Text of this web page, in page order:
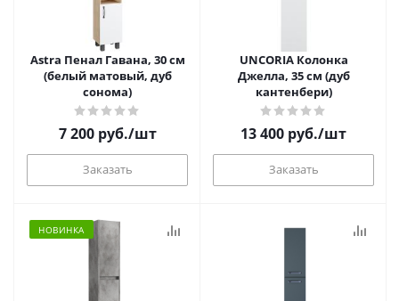
Astra Пенал Гавана, 30 см
(белый матовый, дуб
сонома)
7 200руб./шт
Заказать
UNCORIA Колонка
Джелла, 35 см (дуб
кантенбери)
13 400 руб./шт
Заказать
НОВИНКА